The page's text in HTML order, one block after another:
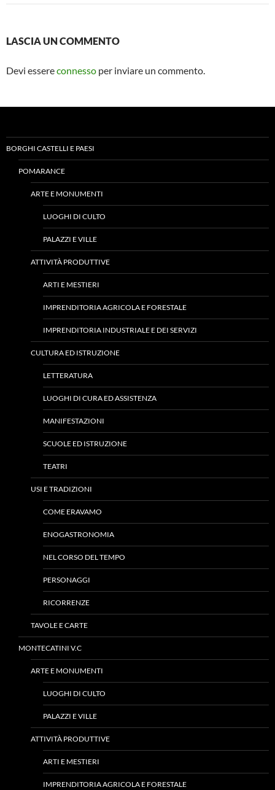
LASCIA UN COMMENTO
Devi essereconnesso per inviare un commento.
BORGHI CASTELLI E PAESI
POMARANCE
ARTE E MONUMENTI
LUOGHI DI CULTO
PALAZZI E VILLE
ATTIVITÀ PRODUTTIVE
ARTI E MESTIERI
IMPRENDITORIA AGRICOLA E FORESTALE
IMPRENDITORIA INDUSTRIALE E DEI SERVIZI
CULTURA ED ISTRUZIONE
LETTERATURA
LUOGHI DI CURA ED ASSISTENZA
MANIFESTAZIONI
SCUOLE ED ISTRUZIONE
TEATRI
USI E TRADIZIONI
COME ERAVAMO
ENOGASTRONOMIA
NEL CORSO DEL TEMPO
PERSONAGGI
RICORRENZE
TAVOLE E CARTE
MONTECATINI V.C
ARTE E MONUMENTI
LUOGHI DI CULTO
PALAZZI E VILLE
ATTIVITÀ PRODUTTIVE
ARTI E MESTIERI
IMPRENDITORIA AGRICOLA E FORESTALE